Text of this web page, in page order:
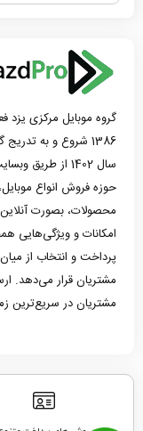
گروه موبایل مرکزی یزد
1386 شروع و به
سال 1402 از
حوزه فروش انواع
محصولات، بصورت
امکانات و ویژگی‌هایی
پرداخت و انتخاب از
مشتریان قرار می‌دهد.
مشتریان در سریع‌ترین